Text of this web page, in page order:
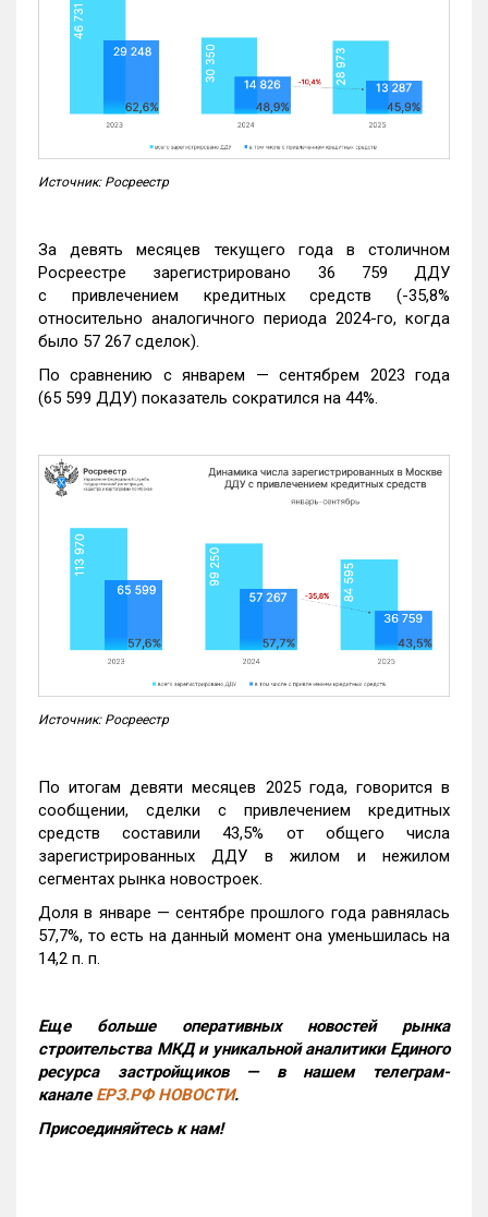
Источник: Росреестр
За девять месяцев текущего года в столичном
Росреестре зарегистрировано 36 759 ДДУ
с привлечением кредитных средств (-35,8%
относительно аналогичного периода 2024-го, когда
было 57 267 сделок).
По сравнению с январем — сентябрем 2023 года
(65 599 ДДУ) показатель сократился на 44%.
Источник: Росреестр
По итогам девяти месяцев 2025 года, говорится в
сообщении, сделки с привлечением кредитных
средств составили 43,5% от общего числа
зарегистрированных ДДУ в жилом и нежилом
сегментах рынка новостроек.
Доля в январе — сентябре прошлого года равнялась
57,7%, то есть на данный момент она уменьшилась на
14,2 п. п.
Еще больше оперативных новостей рынка
строительства МКД и уникальной аналитики Единого
ресурса застройщиков — в нашем телеграм-
канале ЕРЗ.РФ НОВОСТИ.
Присоединяйтесь к нам!